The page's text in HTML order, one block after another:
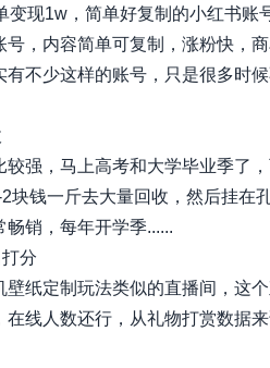
变现1w，简单好复制的小红书账
，内容简单可复制，涨粉快，商
有不少这样的账号，只是很多时
强，马上高考和大学毕业季了
块钱一斤去大量回收，然后挂在
销，每年开学季......
分
纸定制玩法类似的直播间，这
线人数还行，从礼物打赏数据